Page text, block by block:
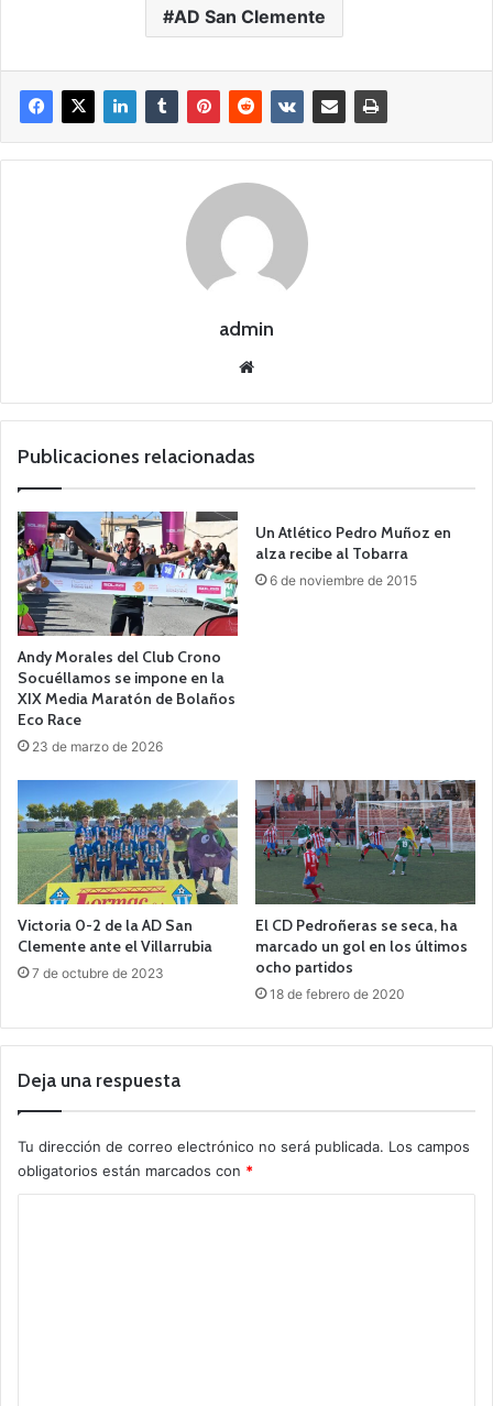
AD San Clemente
admin
we
Publicaciones relacionadas
Andy Morales del Club Crono
Socuéllamos se impone en la
XIX Media Maratón de Bolaños
Eco Race
23 de marzo de 2026
Un Atlético Pedro Muñoz en
alza recibe al Tobarra
6 de noviembre de 2015
Victoria 0-2 de la AD San
Clemente ante el Villarrubia
7 de octubre de 2023
El CD Pedroñeras se seca, ha
marcado un gol en los últimos
ocho partidos
18 de febrero de 2020
Deja una respuesta
Tu dirección de correo electrónico no será publicada. Los campos
obligatorios están marcados con *